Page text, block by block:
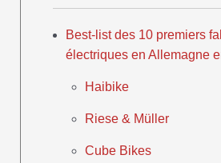
Best-list des 10 premiers
électriques en Allemagne
Haibike
Riese & Müller
Cube Bikes